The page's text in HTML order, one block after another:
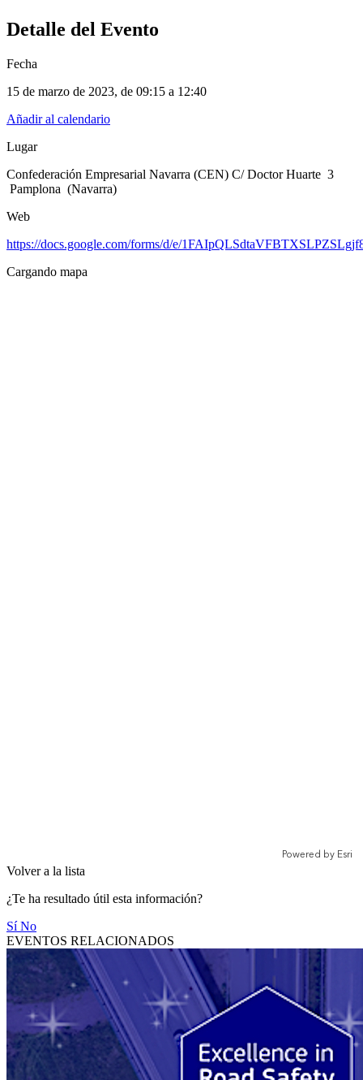
Detalle del Evento
Fecha
15 de marzo de 2023, de 09:15 a 12:40
Añadir al calendario
Lugar
Confederación Empresarial Navarra (CEN) C/ Doctor Huarte 3
Pamplona (Navarra)
Web
https://docs.google.com/forms/d/e/
Cargando mapa
Volver a la lista
¿Te ha resultado útil esta información?
SíNo
EVENTOS RELACIONADOS